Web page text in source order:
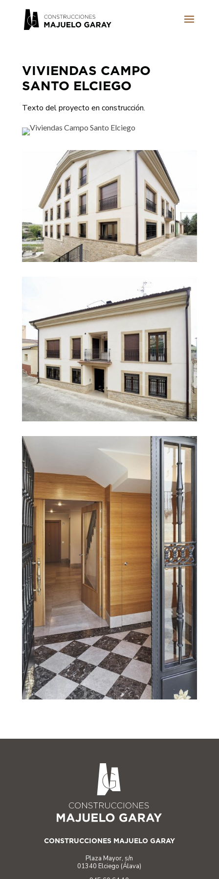
VIVIENDAS CAMPO
SANTO ELCIEGO
Texto del proyecto en construcción.
CONSTRUCCIONES MAJUELO GARAY
Plaza Mayor, s/n
01340 Elciego (Álava)